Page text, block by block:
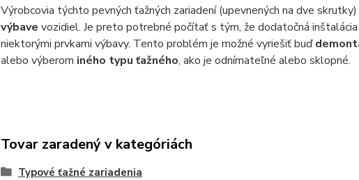
Výrobcovia týchto pevných ťažných zariadení (upevnených na dve skrutky)
výbave vozidiel. Je preto potrebné počítať s tým, že dodatočná
niektorými prvkami výbavy. Tento problém je možné vyriešiť buď
alebo výberom iného typu ťažného, ako je odnímateľné alebo sklopné.
Tovar zaradený v kategóriách
Typové ťažné zariadenia